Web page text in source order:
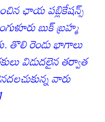
ఛాయ పబ్లికేషన్స్
బుక్ బ్రహ్మ
తొలి రెండు భాగాలు
విడుదలైన తర్వాత
వారు